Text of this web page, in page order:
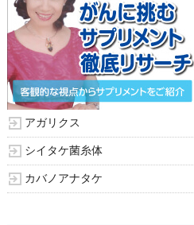
アガリクス
シイタケ菌糸体
カバノアナタケ